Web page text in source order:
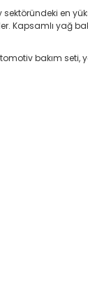
en
Kapsamlı yağ
bakım